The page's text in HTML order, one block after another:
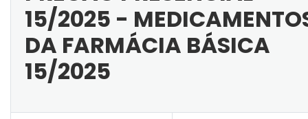
15/2025 -
DA FARMÁCIA BÁSICA
15/2025